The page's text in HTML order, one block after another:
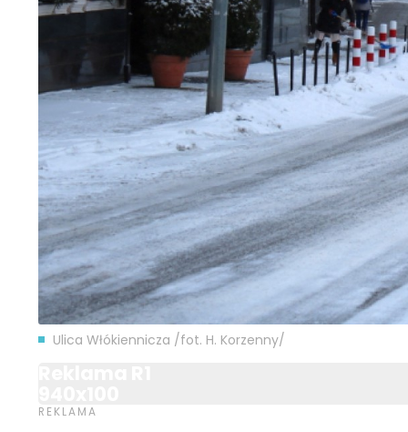
Ulica Włókiennicza /fot. H. Korzenny/